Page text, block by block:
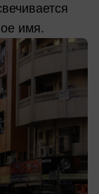
имя.